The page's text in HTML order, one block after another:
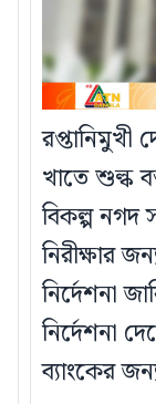
রপ্তানিমুখী
খাতে শুল্ক
বিকল্প নগদ
নিরীক্ষার
নির্দেশনা
নির্দেশনা
ব্যাংকের